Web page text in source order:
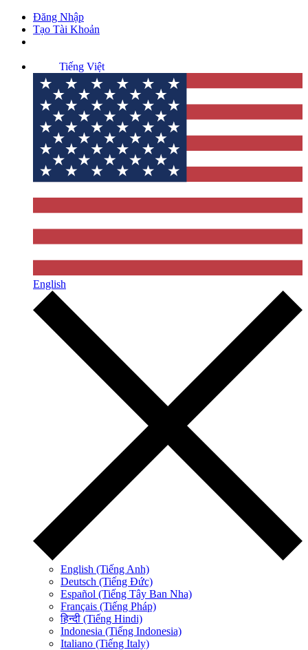
Đăng Nhập
Tạo Tài Khoản
Tiếng Việt
English
English (Tiếng Anh)
Deutsch (Tiếng Đức)
Español (Tiếng Tây Ban Nha)
Français (Tiếng Pháp)
हिन्दी (Tiếng Hindi)
Indonesia (Tiếng Indonesia)
Italiano (Tiếng Italy)